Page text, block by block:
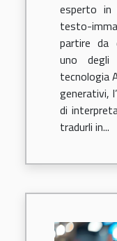
esperto in
testo-
partire da
uno degli
tecnologia
generativi,
di
tradurli in...